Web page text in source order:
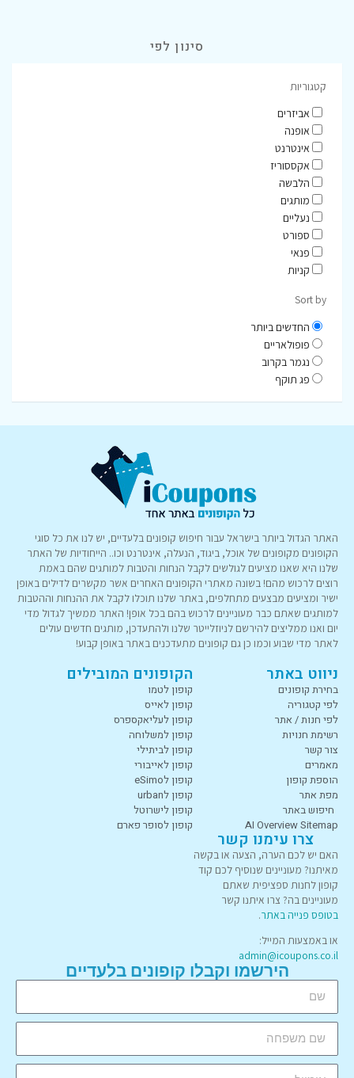
סינון לפי
קטגוריות
אביזרים
אופנה
אינטרנט
אקססוריז
הלבשה
מותגים
נעליים
ספורט
פנאי
קניות
Sort by
החדשים ביותר
פופולאריים
נגמר בקרוב
פג תוקף
האתר הגדול ביותר בישראל עבור חיפוש קופונים בלעדיים, יש לנו את כל סוגי
הקופונים מקופונים של אוכל, ביגוד, הנעלה, אינטרנט וכו.. הייחודיות של האתר
שלנו היא שאנו מציעים לגולשים לקבל הנחות והטבות למותגים שהם באמת
רוצים לרכוש מהם! בשונה מאתרי הקופונים האחרים אשר מקשרים לדילים באופן
ישיר ומציעים מבצעים מתחלפים, באתר שלנו תוכלו לקבל את ההנחות וההטבות
למותגים שאתם כבר מעוניינים לרכוש בהם בכל אופן! האתר ממשיך לגדול מדי
יום ואנו ממליצים להירשם לניוזלייטר שלנו ולהתעדכן, מותגים חדשים עולים
לאתר מדי שבוע וכמו כן גם קופונים מתעדכנים באתר באופן קבוע!
ניווט באתר
בחירת קופונים
לפי קטגוריה
לפי חנות / אתר
רשימת חנויות
צור קשר
מאמרים
הוספת קופון
מפת אתר
חיפוש באתר
AI Overview Sitemap
הקופונים המובילים
קופון לטמו
קופון לאייס
קופון לעליאקספרס
קופון למשלוחה
קופון לביתילי
קופון לאייבורי
קופון לeSimo
קופון לurban
קופון לישרוטל
קופון לסופר פארם
צרו עימנו קשר
האם יש לכם הערה, הצעה או בקשה
מאיתנו? מעוניינים שנוסיף לכם קוד
קופון לחנות ספציפית שאתם
מעוניינים בה? צרו איתנו קשר
בטופס פנייה באתר.
או באמצעות המייל:
admin@icoupons.co.il
הירשמו וקבלו קופונים בלעדיים